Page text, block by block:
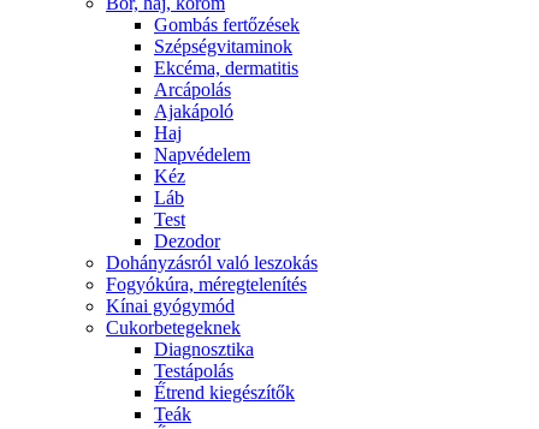
Gombás fertőzések
Szépségvitaminok
Ekcéma, dermatitis
Arcápolás
Ajakápoló
Haj
Napvédelem
Kéz
Láb
Test
Dezodor
Dohányzásról való leszokás
Fogyókúra, méregtelenítés
Kínai gyógymód
Cukorbetegeknek
Diagnosztika
Testápolás
É́trend kiegészítők
Teák